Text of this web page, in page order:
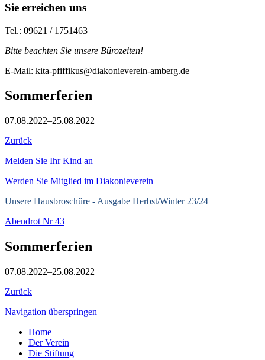
Sie erreichen uns
Tel.: 09621 / 1751463
Bitte beachten Sie unsere Bürozeiten!
E-Mail: kita-pfiffikus@diakonieverein-amberg.de
Sommerferien
07.08.2022–25.08.2022
Zurück
Melden Sie Ihr Kind an
Werden Sie Mitglied im Diakonieverein
Unsere Hausbroschüre - Ausgabe Herbst/Winter 23/24
Abendrot Nr 43
Sommerferien
07.08.2022–25.08.2022
Zurück
Navigation überspringen
Home
Der Verein
Die Stiftung